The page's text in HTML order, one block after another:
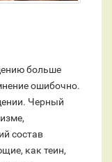
больше
ошибочно.
Черный
состав
как теин,